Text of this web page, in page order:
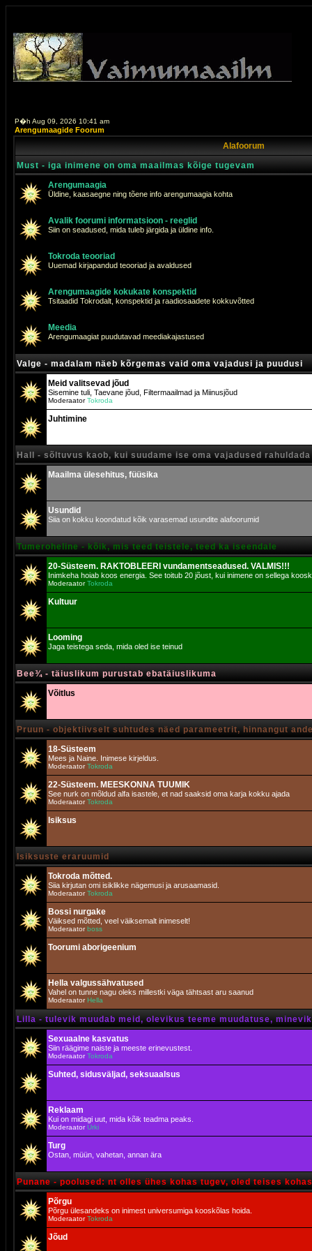
P�h Aug 09, 2026 10:41 am
Arengumaagide Foorum
Alafoorum
Must - iga inimene on oma maailmas kõige tugevam
Arengumaagia
Üldine, kaasaegne ning tõene info arengumaagia kohta
Avalik foorumi informatsioon - reeglid
Siin on seadused, mida tuleb järgida ja üldine info.
Tokroda teooriad
Uuemad kirjapandud teooriad ja avaldused
Arengumaagide kokukate konspektid
Tsitaadid Tokrodalt, konspektid ja raadiosaadete kokkuvõtted
Meedia
Arengumaagiat puudutavad meediakajastused
Valge - madalam näeb kõrgemas vaid oma vajadusi ja puudusi
Meid valitsevad jõud
Sisemine tuli, Taevane jõud, Filtermaailmad ja Miinusjõud
ModeraatorTokroda
Juhtimine
Hall - sõltuvus kaob, kui suudame ise oma vajadused rahuldada
Maailma ülesehitus, füüsika
Usundid
Siia on kokku koondatud kõik varasemad usundite alafoorumid
Tumeroheline - kõik, mis teed teistele, teed ka iseendale
20-Süsteem. RAKTOBLEERI vundamentseadused. VALMIS!!!
Inimkeha hoiab koos energia. See toitub 20 jõust, kui inimene on sellega
ModeraatorTokroda
Kultuur
Looming
Jaga teistega seda, mida oled ise teinud
Bee¾ - täiuslikum purustab ebatäiuslikuma
Võitlus
Pruun - objektiivselt suhtudes näed parameetrit, hinnangut
18-Süsteem
Mees ja Naine. Inimese kirjeldus.
ModeraatorTokroda
22-Süsteem. MEESKONNA TUUMIK
See nurk on mõldud alfa isastele, et nad saaksid oma karja kokku ajada
ModeraatorTokroda
Isiksus
Isiksuste eraruumid
Tokroda mõtted.
Siia kirjutan omi isiklikke nägemusi ja arusaamasid.
ModeraatorTokroda
Bossi nurgake
Väiksed mõtted, veel väiksemalt inimeselt!
Moderaatorboss
Toorumi aborigeenium
Hella valgussähvatused
Vahel on tunne nagu oleks millestki väga tähtsast aru saanud
Moderaator Hella
Lilla - tulevik muudab meid, olevikus teeme muudatuse,
Sexuaalne kasvatus
Siin räägime naiste ja meeste erinevustest.
ModeraatorTokroda
Suhted, sidusväljad, seksuaalsus
Reklaam
Kui on midagi uut, mida kõik teadma peaks.
ModeraatorUrki
Turg
Ostan, müün, vahetan, annan ära
Punane - poolused: nt olles ühes kohas tugev, oled teises
Põrgu
Põrgu ülesandeks on inimest universumiga kooskõlas hoida.
ModeraatorTokroda
Jõud